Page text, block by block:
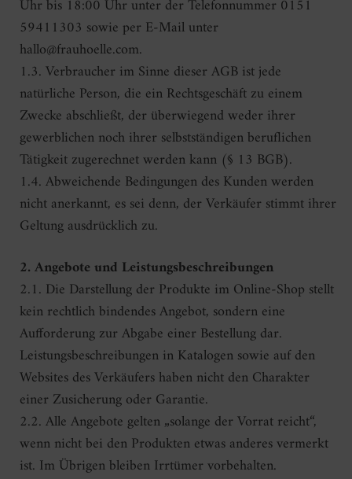
Uhr bis 18:00 Uhr unter der Telefonnummer 0151
59411303 sowie per E-Mail unter
hallo@frauhoelle.com.
1.3. Verbraucher im Sinne dieser AGB ist jede
natürliche Person, die ein Rechtsgeschäft zu einem
Zwecke abschließt, der überwiegend weder ihrer
gewerblichen noch ihrer selbstständigen beruflichen
Tätigkeit zugerechnet werden kann (§ 13 BGB).
1.4. Abweichende Bedingungen des Kunden werden
nicht anerkannt, es sei denn, der Verkäufer stimmt ihrer
Geltung ausdrücklich zu.
2. Angebote und Leistungsbeschreibungen
2.1. Die Darstellung der Produkte im Online-Shop stellt
kein rechtlich bindendes Angebot, sondern eine
Aufforderung zur Abgabe einer Bestellung dar.
Leistungsbeschreibungen in Katalogen sowie auf den
Websites des Verkäufers haben nicht den Charakter
einer Zusicherung oder Garantie.
2.2. Alle Angebote gelten „solange der Vorrat reicht“,
wenn nicht bei den Produkten etwas anderes vermerkt
ist. Im Übrigen bleiben Irrtümer vorbehalten.